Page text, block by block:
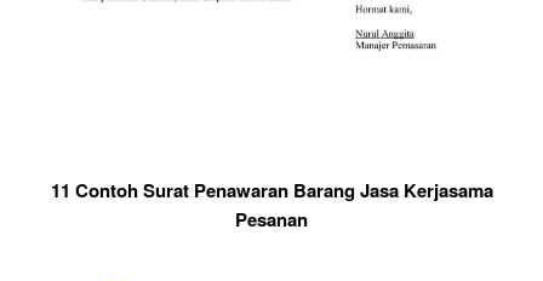
11 Contoh Surat Penawaran Barang Jasa Kerjasama
Pesanan